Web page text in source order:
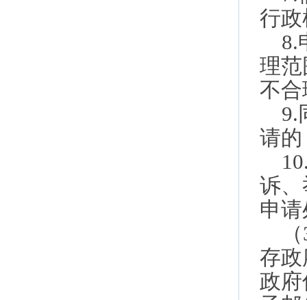
行
8.
理
不
9.
请
诉
申
存
政